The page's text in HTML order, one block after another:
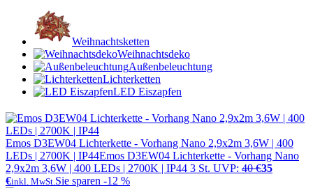
Weihnachtsketten
Weihnachtsdeko
Außenbeleuchtung
Lichterketten
LED Eiszapfen
Emos D3EW04 Lichterkette - Vorhang Nano 2,9x2m 3,6W | 400
LEDs | 2700K | IP44Emos D3EW04 Lichterkette - Vorhang Nano
2,9x2m 3,6W | 400 LEDs | 2700K | IP44 3 St. UVP: 40 €35
€inkl. MwSt.Sie sparen -12 %